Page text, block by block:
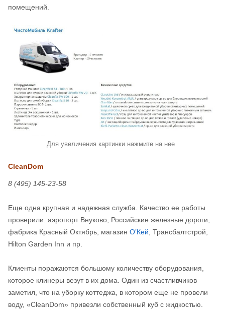
помещений.
Для увеличения картинки нажмите на нее
CleanDom
8 (495) 145-23-58
Еще одна крупная и надежная служба. Качество ее работы
проверили: аэропорт Внуково, Российские железные дороги,
фабрика Красный Октябрь, магазин О’Кей , Трансбалтстрой,
Hilton Garden Inn и пр.
Клиенты поражаются большому количеству оборудования,
которое клинеры везут в их дома. Один из счастливчиков
заметил, что на уборку коттеджа, в котором еще не провели
воду, «CleanDom» привезли собственный куб с жидкостью.